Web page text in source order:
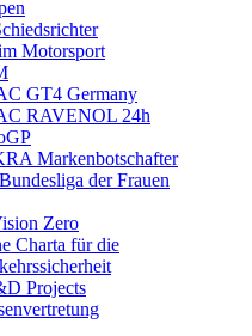
Motorsport
GT4 Germany
RAVENOL 24h
Markenbotschafter
der Frauen
Zero
Charta für die
Projects